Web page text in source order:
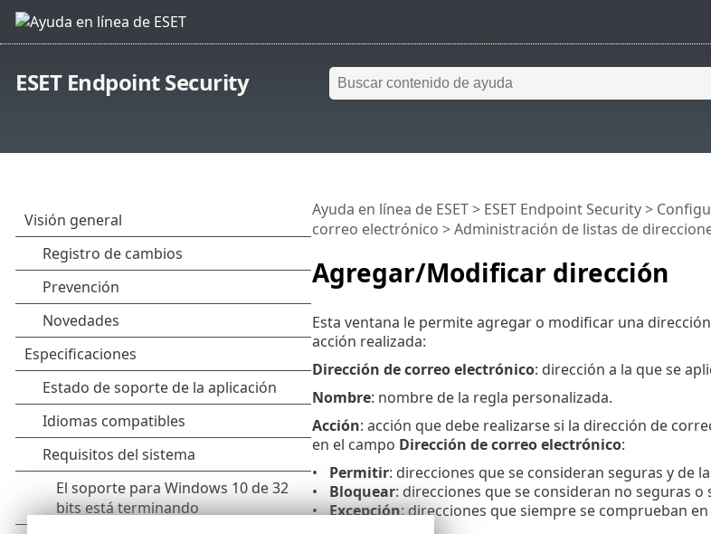
ESET Endpoint Security
Agregar/Modificar dirección
Ayuda en línea de ESET> ESET Endpoint Security>
correo electrónico >Administración de listas de
Esta ventana le permite agregar o modificar una
acción realizada:
Dirección de correo electrónico: dirección a la que se
Nombre: nombre de la regla personalizada.
Acción: acción que debe realizarse si la dirección de
en el campo Dirección de correo electrónico:
Permitir: direcciones que se consideran seguras y de
Bloquear: direcciones que se consideran no seguras
Excepción: direcciones que siempre se comprueban